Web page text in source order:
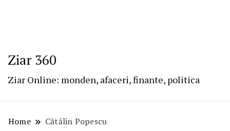
Ziar 360
Ziar Online: monden, afaceri, finante, politica
Home Cătălin Popescu